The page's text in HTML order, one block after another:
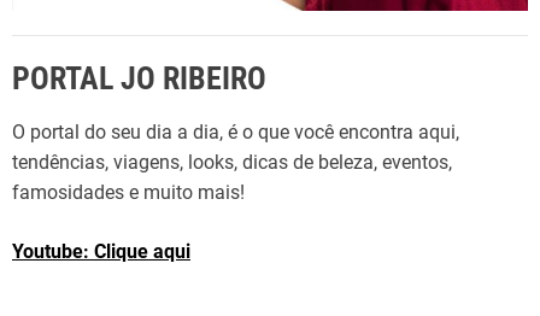
PORTAL JO RIBEIRO
O portal do seu dia a dia, é o que você encontra aqui,
tendências, viagens, looks, dicas de beleza, eventos,
famosidades e muito mais!
Youtube: Clique aqui